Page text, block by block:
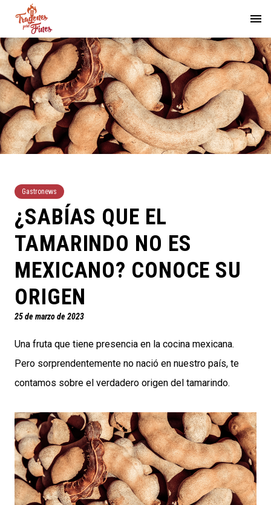
Gastronews
¿SABÍAS QUE EL
TAMARINDO NO ES
MEXICANO? CONOCE SU
ORIGEN
25 de marzo de 2023
Una fruta que tiene presencia en la cocina mexicana.
Pero sorprendentemente no nació en nuestro país, te
contamos sobre el verdadero origen del tamarindo.